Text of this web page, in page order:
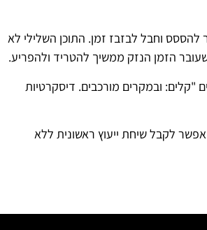
וחבל לבזבז זמן. התוכן השלילי לא
הזמן הנזק ממשיך להטריד ולהפריע.
"קלים: ובמקרים מורכבים. דיסקרטיות
לקבל שיחת ייעוץ ראשונית ללא